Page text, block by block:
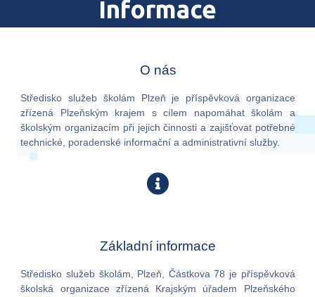
Informace
O nás
Středisko služeb školám Plzeň je příspěvková organizace
zřízená Plzeňským krajem s cílem napomáhat školám a
školským organizacím při jejich činnosti a zajišťovat potřebné
technické, poradenské informační a administrativní služby.
Základní informace
Středisko služeb školám, Plzeň, Částkova 78 je příspěvková
školská organizace zřízená Krajským úřadem Plzeňského